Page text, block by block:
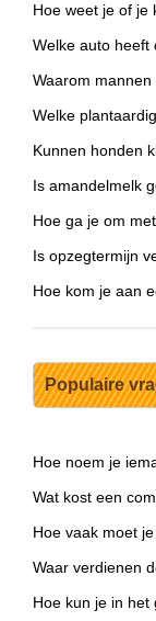
Hoe weet je of je
Welke auto heeft
Waarom
Welke
Kunnen honden
Is amandelmelk
Hoe ga je om
Is opzegtermijn
Hoe kom je aan
Populaire
Hoe noem je
Wat kost een
Hoe vaak moet
Waar verdienen
Hoe kun je in het